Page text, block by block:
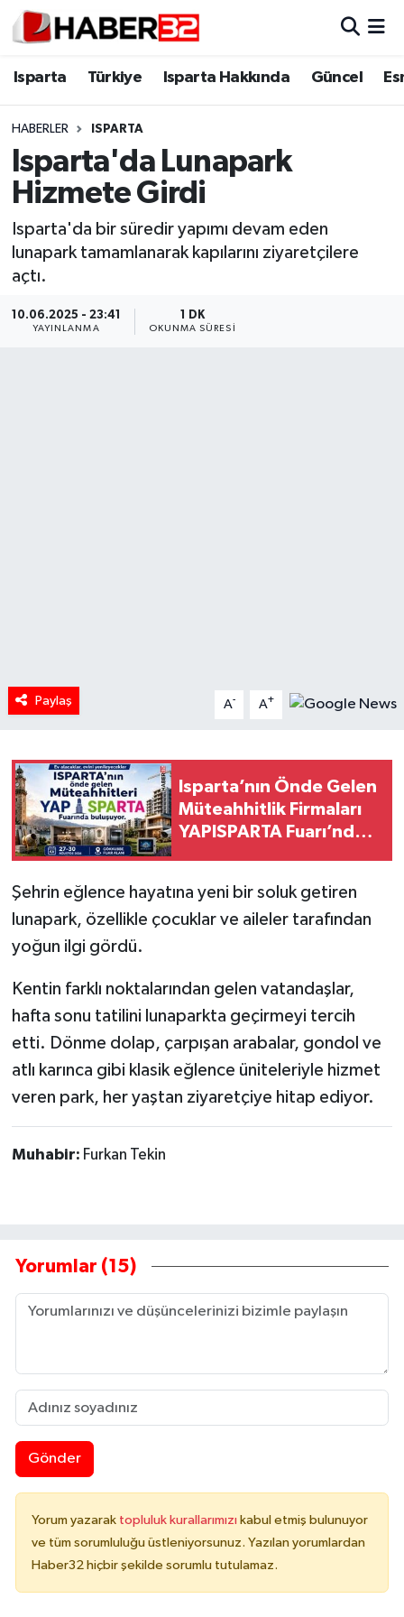
Isparta Türkiye Isparta Hakkında Güncel
HABERLER ISPARTA
Isparta'da Lunapark
Hizmete Girdi
Isparta'da bir süredir yapımı devam eden
lunapark tamamlanarak kapılarını ziyaretçilere
açtı.
10.06.2025 - 23:41
YAYINLANMA
1 DK
OKUNMA SÜRESI
Paylaş A- A+
Isparta’nın Önde Gelen
Müteahhitlik Firmaları
YAPISPARTA Fuarı’nda
Şehrin eğlence hayatına yeni bir soluk getiren
lunapark, özellikle çocuklar ve aileler tarafından
yoğun ilgi gördü.
Kentin farklı noktalarından gelen vatandaşlar,
hafta sonu tatilini lunaparkta geçirmeyi tercih
etti. Dönme dolap, çarpışan arabalar, gondol ve
atlı karınca gibi klasik eğlence üniteleriyle hizmet
veren park, her yaştan ziyaretçiye hitap ediyor.
Muhabir: Furkan Tekin
Yorumlar (15)
Gönder
Yorum yazarak topluluk kurallarımızı kabul etmiş bulunuyor
ve tüm sorumluluğu üstleniyorsunuz. Yazılan yorumlardan
Haber32 hiçbir şekilde sorumlu tutulamaz.
Isparta
Esnaf Diyor ki;
ASAYİŞ
BİLİM VE TEKNOLOJİ
RESMİ İLANLAR
SAĞLIK
Spor
Tarihi Yapılarımız
Teknoloji
Türkiye
Yerel
İletişim
Künye
Isparta Nöbetçi Eczaneler
Isparta Trafik Yoğunluk Haritası
Süper Lig Puan Durumu ve Fikstür
Tüm Manşetler